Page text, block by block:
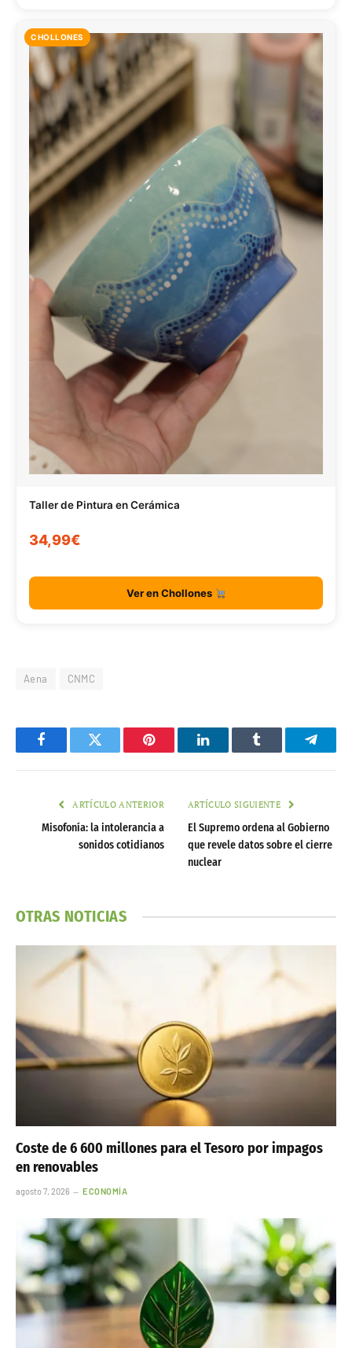
CHOLLONES
Taller de Pintura en Cerámica
34,99€
Ver en Chollones
Aena CNMC
FacebookTwitter Pinterest LinkedInTumblr
ARTÍCULO ANTERIOR
Misofonía: la intolerancia a
sonidos cotidianos
ARTÍCULO SIGUIENTE
El Supremo ordena al Gobierno
que revele datos sobre el cierre
nuclear
OTRAS NOTICIAS
Coste de 6 600 millones para el Tesoro por impagos
en renovables
agosto 7, 2026 ECONOMÍA